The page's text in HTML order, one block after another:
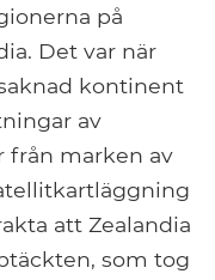
på
Det var när
kontinent
av
från marken av
att Zealandia
som tog